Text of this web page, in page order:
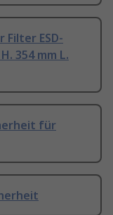
Filter ESD-
354 mm L.
für